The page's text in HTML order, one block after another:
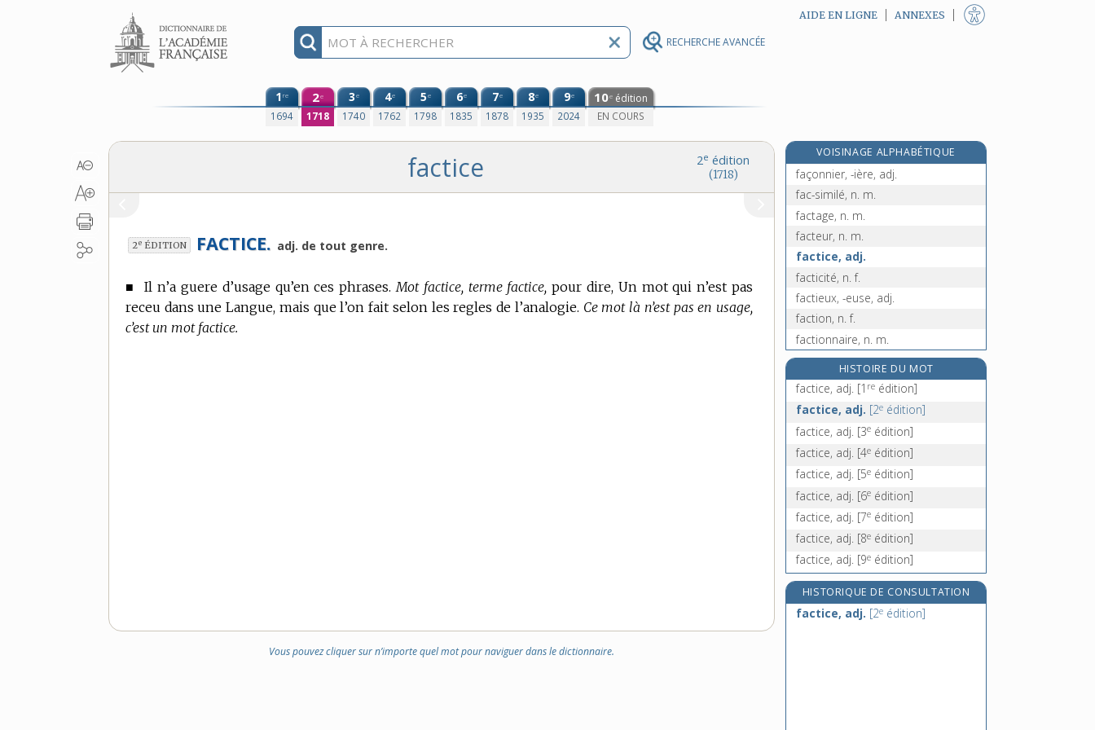
RECHERCHE AVANCÉE
Aller au contenu AIDE EN LIGNE ANNEXES
1re
1694
2e
1718
3e
1740
4e
1762
5e
1798
6e
1835
7e
1878
8e
1935
9e
2024
10e édition
EN COURS
2e édition
(1718)
factice
2e ÉDITION FACTICE. adj. de tout genre.
■Il n’a guere d’usage qu’en ces phrases. Mot factice, terme factice, pour dire, Un mot qui n’est pas
receu dans une Langue, mais que l’on fait selon les regles de l’analogie. Ce mot là n’est pas en usage,
c’est un mot factice.
Vous pouvez cliquer sur n’importe quel mot pour naviguer dans le dictionnaire.
VOISINAGE ALPHABÉTIQUE
façonner, v. tr.
façonnier, -ière, adj.
fac-similé, n. m.
factage, n. m.
facteur, n. m.
factice, adj.
facticité, n. f.
factieux, -euse, adj.
faction, n. f.
factionnaire, n. m.
factitif, -ive, adj.
factorerie, n. f.
factorisation, n. f.
HISTOIRE DU MOT
factice, adj. [1 re édition]
factice, adj. [2e édition]
factice, adj. [3e édition]
factice, adj. [4e édition]
factice, adj. [5e édition]
factice, adj. [6e édition]
factice, adj. [7e édition]
factice, adj. [8e édition]
factice, adj. [9e édition]
HISTORIQUE DE CONSULTATION
factice, adj. [2e édition]